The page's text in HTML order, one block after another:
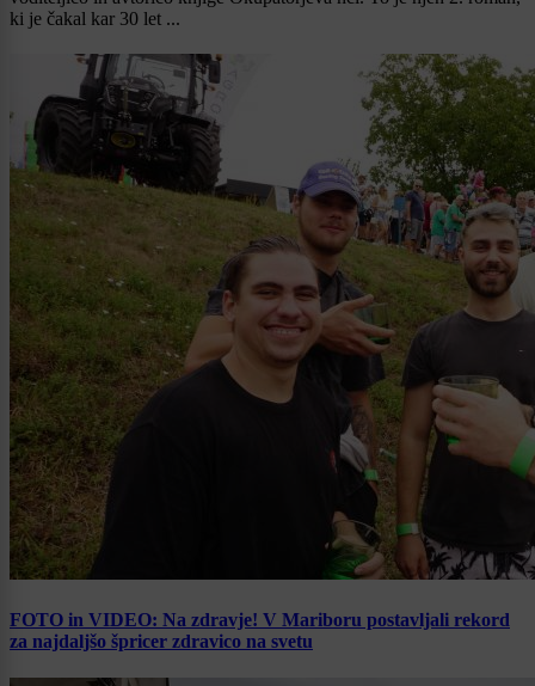
ki je čakal kar 30 let ...
FOTO in VIDEO: Na zdravje! V Mariboru postavljali rekord
za najdaljšo špricer zdravico na svetu